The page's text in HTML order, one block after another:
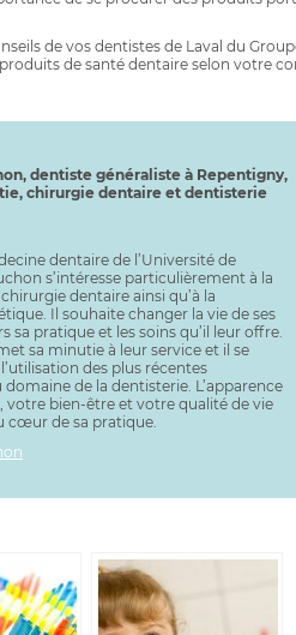
de vos dentistes de Laval du
de santé dentaire selon votre
dentiste généraliste à Repentigny,
chirurgie dentaire et dentisterie
dentaire de l’Université de
s’intéresse particulièrement à la
dentaire ainsi qu’à la
Il souhaite changer la vie de ses
sa pratique et les soins qu’il leur offre.
sa minutie à leur service et il se
des plus récentes
de la dentisterie. L’apparence
votre bien-être et votre qualité de vie
cœur de sa pratique.